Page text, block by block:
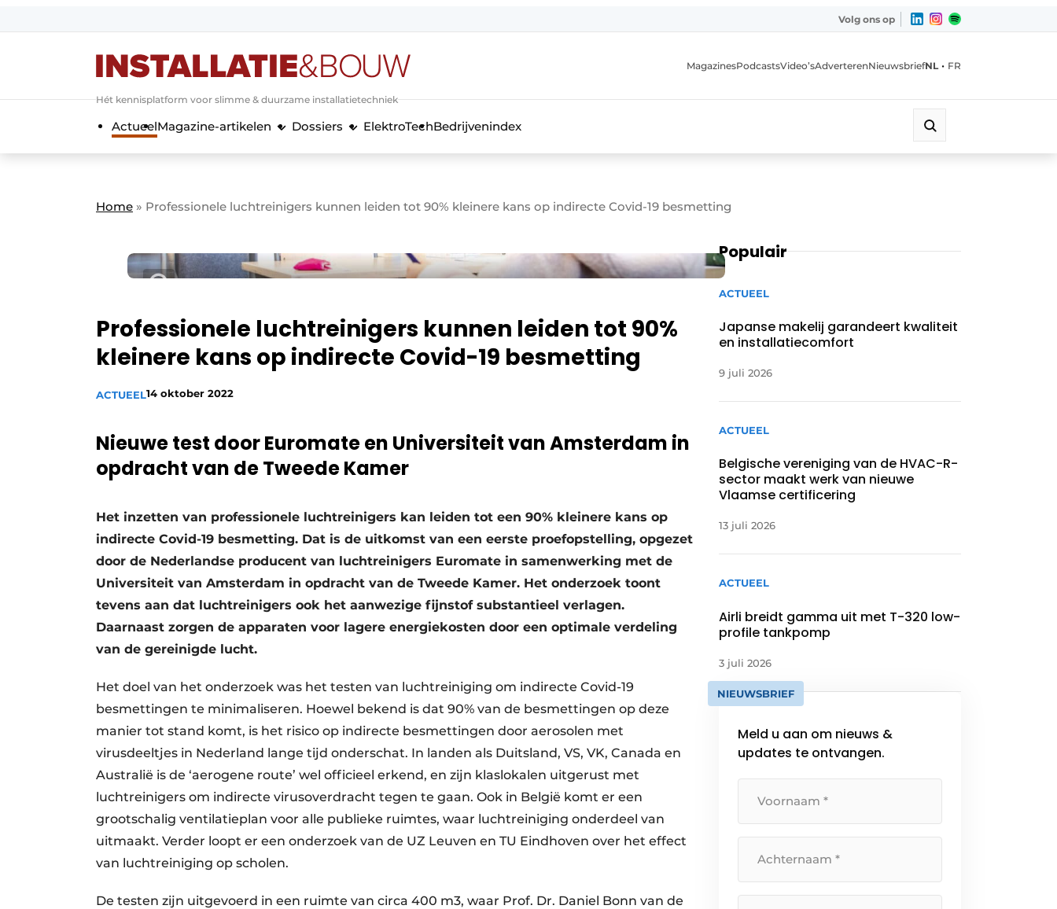
Algemene voorwaarden
Banner overzicht
BedrijvenAanmeldenBedankt voor de aanmelding
Bedrijven
Evenement aanmelden
Meest gelezen
Podcasts
Vacature aanmelden
Vacatures
Volg ons op
Hét kennisplatform voor slimme & duurzame installatietechniek
MagazinesPodcastsVideo’sAdverterenNieuwsbriefNL • FR
ActueelMagazine-artikelen Dossiers ElektroTechBedrijvenindex
Home » Professionele luchtreinigers kunnen leiden tot 90% kleinere kans op indirecte Covid-19 besmetting
Professionele luchtreinigers kunnen leiden tot 90%
kleinere kans op indirecte Covid-19 besmetting
ACTUEEL14 oktober 2022
Nieuwe test door Euromate en Universiteit van Amsterdam in
opdracht van de Tweede Kamer
Het inzetten van professionele luchtreinigers kan leiden tot een 90% kleinere kans op
indirecte Covid-19 besmetting. Dat is de uitkomst van een eerste proefopstelling, opgezet
door de Nederlandse producent van luchtreinigers Euromate in samenwerking met de
Universiteit van Amsterdam in opdracht van de Tweede Kamer. Het onderzoek toont
tevens aan dat luchtreinigers ook het aanwezige fijnstof substantieel verlagen.
Daarnaast zorgen de apparaten voor lagere energiekosten door een optimale verdeling
van de gereinigde lucht.
Het doel van het onderzoek was het testen van luchtreiniging om indirecte Covid-19
besmettingen te minimaliseren. Hoewel bekend is dat 90% van de besmettingen op deze
manier tot stand komt, is het risico op indirecte besmettingen door aerosolen met
virusdeeltjes in Nederland lange tijd onderschat. In landen als Duitsland, VS, VK, Canada en
Australië is de ‘aerogene route’ wel officieel erkend, en zijn klaslokalen uitgerust met
luchtreinigers om indirecte virusoverdracht tegen te gaan. Ook in België komt er een
grootschalig ventilatieplan voor alle publieke ruimtes, waar luchtreiniging onderdeel van
uitmaakt. Verder loopt er een onderzoek van de UZ Leuven en TU Eindhoven over het effect
van luchtreiniging op scholen.
De testen zijn uitgevoerd in een ruimte van circa 400 m3, waar Prof. Dr. Daniel Bonn van de
Populair
ACTUEEL
Japanse makelij garandeert kwaliteit
en installatiecomfort
9 juli 2026
ACTUEEL
Belgische vereniging van de HVAC-R-
sector maakt werk van nieuwe
Vlaamse certificering
13 juli 2026
ACTUEEL
Airli breidt gamma uit met T-320 low-
profile tankpomp
3 juli 2026
NIEUWSBRIEF
Meld u aan om nieuws &
updates te ontvangen.